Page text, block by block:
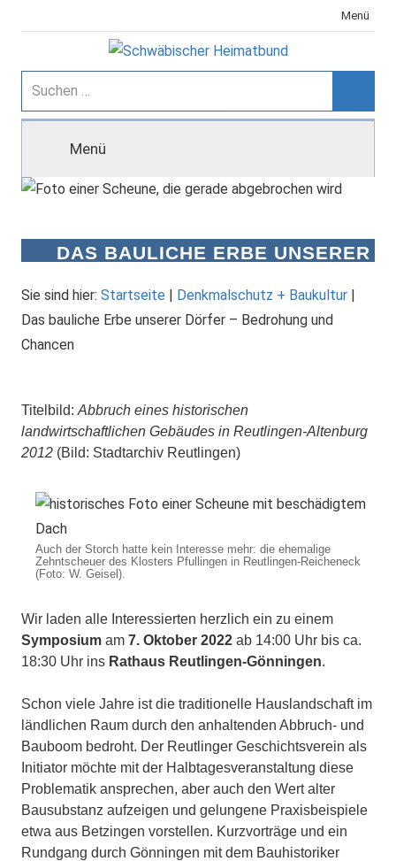
Inhalt
Menü
Schwäbischer
Heimatbund
Suchen
nach:
Menü
DAS BAULICHE ERBE UNSERER
CHANCEN
Sie sind hier: Startseite | Denkmalschutz + Baukultur |
Das bauliche Erbe unserer Dörfer – Bedrohung und
Chancen
Titelbild: Abbruch eines historischen
landwirtschaftlichen Gebäudes in Reutlingen-Altenburg
2012 (Bild: Stadtarchiv Reutlingen)
Auch der Storch hatte kein Interesse mehr: die ehemalige
Zehntscheuer des Klosters Pfullingen in Reutlingen-Reicheneck
(Foto: W. Geisel).
Wir laden alle Interessierten herzlich ein zu einem
Symposium am 7. Oktober 2022 ab 14:00 Uhr bis ca.
18:30 Uhr ins Rathaus Reutlingen-Gönningen.
Schon viele Jahre ist die traditionelle Hauslandschaft im
ländlichen Raum durch den anhaltenden Abbruch- und
Bauboom bedroht. Der Reutlinger Geschichtsverein als
Initiator möchte mit der Halbtagesveranstaltung diese
Problematik ansprechen, aber auch den Wert alter
Bausubstanz aufzeigen und gelungene Praxisbeispiele
etwa aus Betzingen vorstellen. Kurzvorträge und ein
Rundgang durch Gönningen mit dem Bauhistoriker